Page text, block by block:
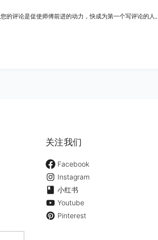
您的评论是促使师傅前进的动力，快成为第一个写评论的人。
关注我们
Facebook
Instagram
小红书
Youtube
Pinterest